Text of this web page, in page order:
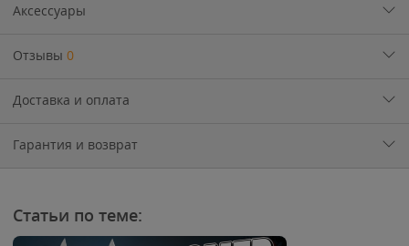
Аксессуары
Отзывы 0
Доставка и оплата
Гарантия и возврат
Статьи по теме: